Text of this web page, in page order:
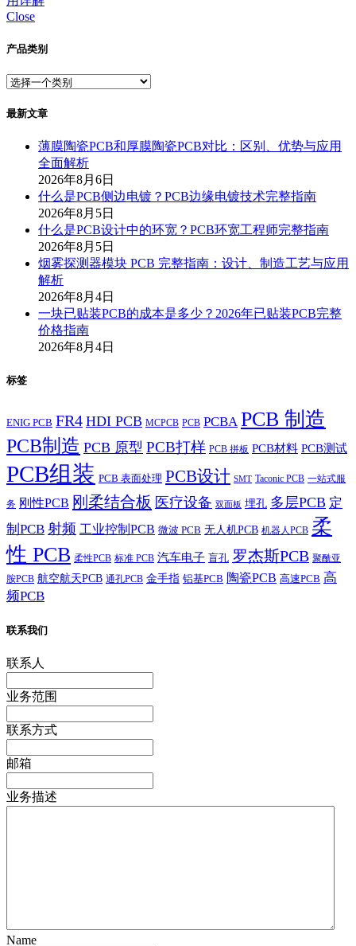
Close
产品类别
最新文章
薄膜陶瓷PCB和厚膜陶瓷PCB对比：区别、优势与应用
全面解析
2026年8月6日
什么是PCB侧边电镀？PCB边缘电镀技术完整指南
2026年8月5日
什么是PCB设计中的环宽？PCB环宽工程师完整指南
2026年8月5日
烟雾探测器模块 PCB 完整指南：设计、制造工艺与应用
解析
2026年8月4日
一块已贴装PCB的成本是多少？2026年已贴装PCB完整
价格指南
2026年8月4日
标签
ENIG PCB FR4 HDI PCB MCPCB PCB PCBA PCB 制造
PCB制造 PCB 原型 PCB打样 PCB 拼板 PCB材料 PCB测试
PCB组装 PCB 表面处理 PCB设计 SMT Taconic PCB 一站式服
务 刚性PCB 刚柔结合板 医疗设备 双面板 埋孔 多层PCB 定
制PCB 射频 工业控制PCB 微波 PCB 无人机PCB 机器人PCB 柔
性 PCB 柔性PCB 标准 PCB 汽车电子 盲孔 罗杰斯PCB 聚酰亚
胺PCB 航空航天PCB 通孔PCB 金手指 铝基PCB 陶瓷PCB 高速PCB 高
频PCB
联系我们
联系人
业务范围
联系方式
邮箱
业务描述
Name